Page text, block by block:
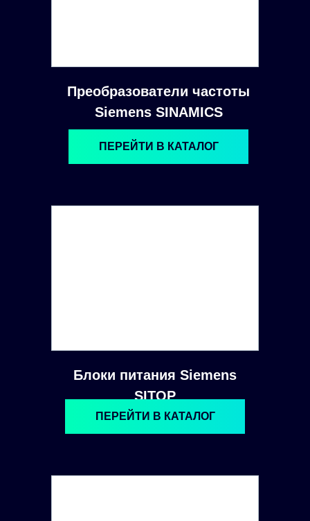
Преобразователи частоты
Siemens SINAMICS
Блоки питания Siemens
SITOP
ПЕРЕЙТИ В КАТАЛОГ
ПЕРЕЙТИ В КАТАЛОГ